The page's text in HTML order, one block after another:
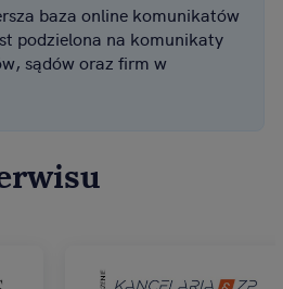
baza online komunikatów
podzielona na komunikaty
sądów oraz firm w